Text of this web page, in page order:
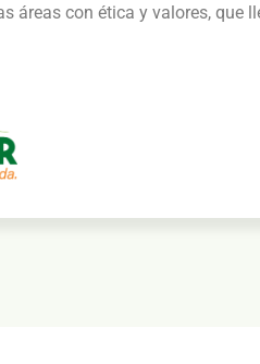
áreas con ética y valores, que